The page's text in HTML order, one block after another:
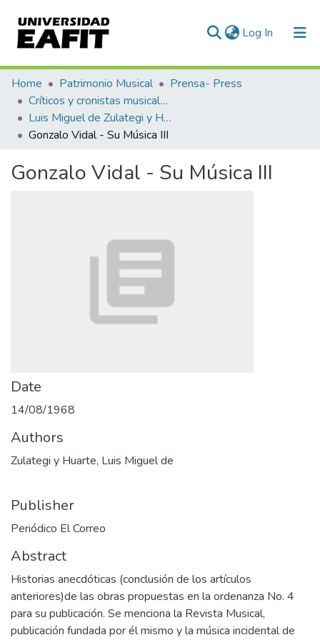
Log In (current)
Communities & Collections
All of DSpace
Statistics
Home Patrimonio Musical
Prensa- Press
Críticos y cronistas musicales
Luis Miguel de Zulategi y Huarte
Gonzalo Vidal - Su Música III
Gonzalo Vidal - Su Música III
Date
14/08/1968
Authors
Zulategi y Huarte, Luis Miguel de
Publisher
Periódico El Correo
Abstract
Historias anecdóticas (conclusión de los artículos
anteriores)de las obras propuestas en la ordenanza No. 4
para su publicación. Se menciona la Revista Musical,
publicación fundada por él mismo y la música incidental de